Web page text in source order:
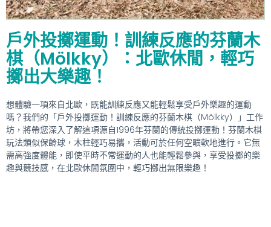
戶外投擲運動！訓練反應的芬蘭木
棋（Mölkky）：北歐休閒，輕巧
擲出大樂趣！
想體驗一項來自北歐，既能訓練反應又能輕鬆享受戶外樂趣的運動
嗎？我們的「戶外投擲運動！訓練反應的芬蘭木棋（Mölkky）」工作
坊，將帶您深入了解這項源自1996年芬蘭的傳統投擲運動！芬蘭木棋
玩法類似保齡球，木柱輕巧易攜，活動可於任何空曠軟地進行。它無
需高強度體能，即使平時不常運動的人也能輕鬆參與，享受投擲的樂
趣與競技感，在北歐休閒氛圍中，輕巧擲出無限樂趣！